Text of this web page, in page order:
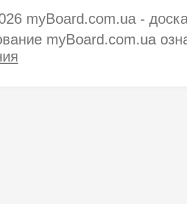
myBoard.com.ua -
myBoard.com.ua